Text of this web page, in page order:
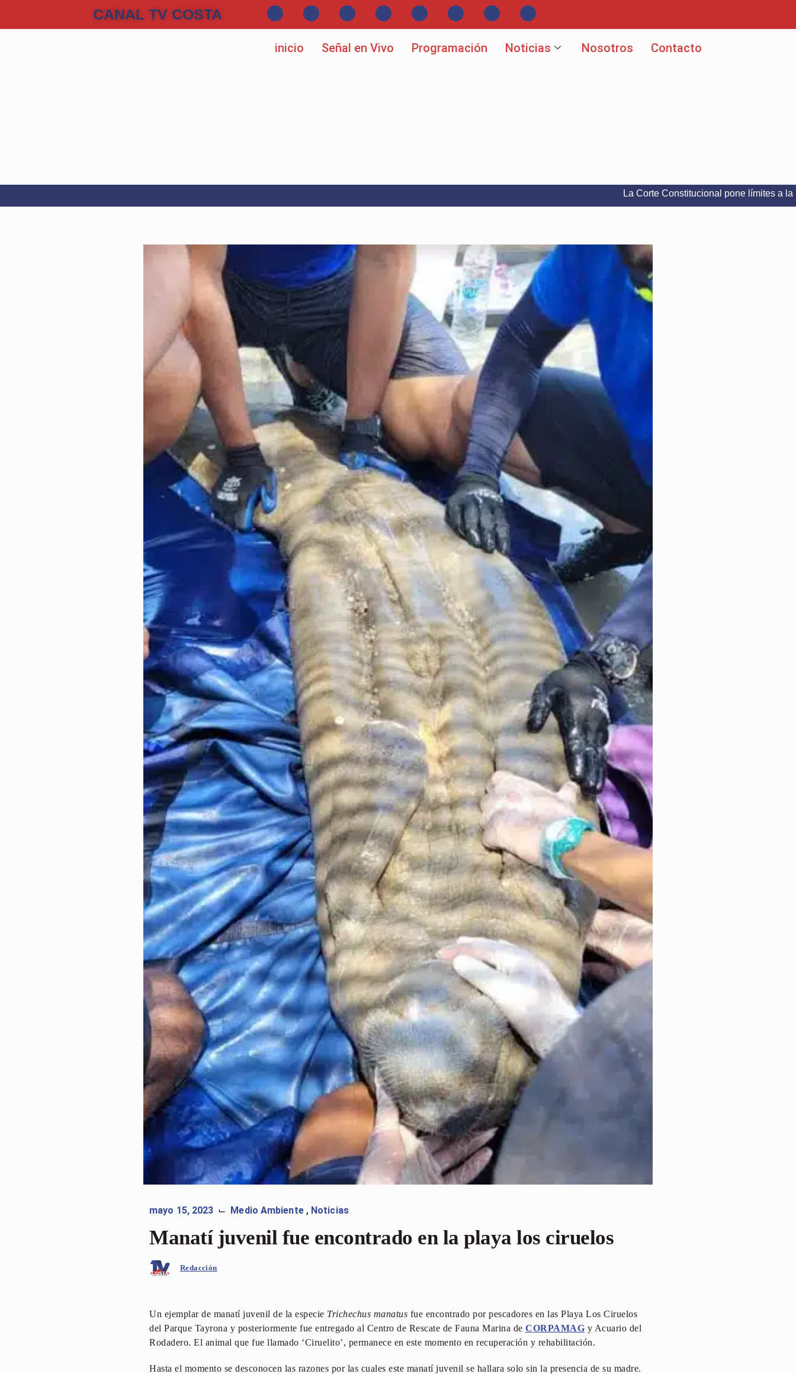
CANAL TV COSTA
inicio Señal en Vivo Programación Noticias Nosotros Contacto
La Corte Constitucional pone límites a la libertad de
mayo 15, 2023 ⌙ Medio Ambiente , Noticias
Manatí juvenil fue encontrado en la playa los ciruelos
Redacción
Un ejemplar de manatí juvenil de la especie Trichechus manatus fue encontrado por pescadores en las Playa Los Ciruelos
del Parque Tayrona y posteriormente fue entregado al Centro de Rescate de Fauna Marina de CORPAMAG y Acuario del
Rodadero. El animal que fue llamado ‘Ciruelito’, permanece en este momento en recuperación y rehabilitación.
Hasta el momento se desconocen las razones por las cuales este manatí juvenil se hallara solo sin la presencia de su madre.